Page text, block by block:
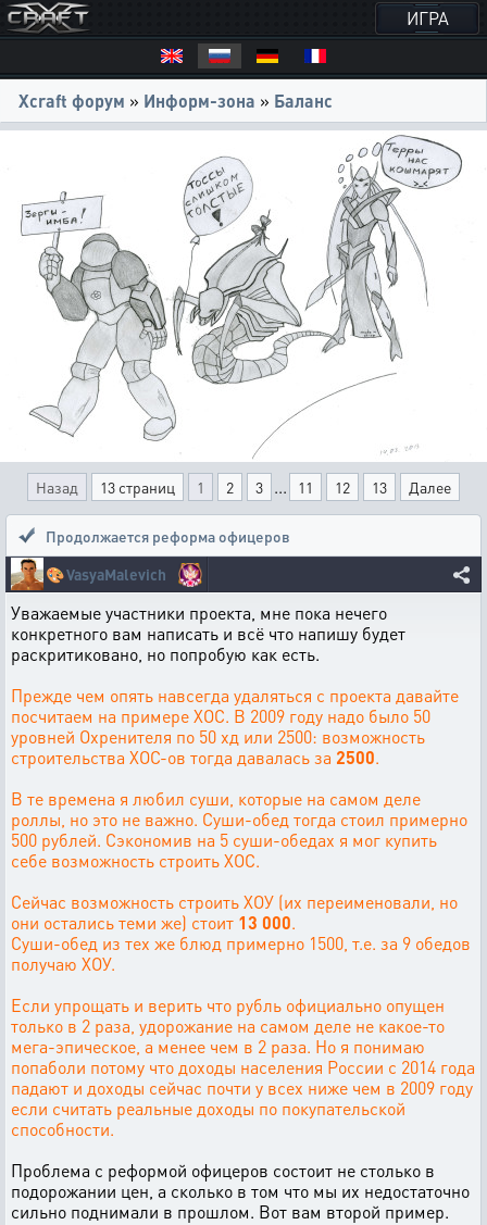
ИГРА
Xcraft форум » Информ-зона » Баланс
Назад 13 страниц 1 2 3 ... 11 12 13 Далее
Продолжается реформа офицеров
🎨VasyaMalevich
Уважаемые участники проекта, мне пока нечего
конкретного вам написать и всё что напишу будет
раскритиковано, но попробую как есть.
Прежде чем опять навсегда удаляться с проекта давайте
посчитаем на примере ХОС. В 2009 году надо было 50
уровней Охренителя по 50 хд или 2500: возможность
строительства ХОС-ов тогда давалась за 2500.
В те времена я любил суши, которые на самом деле
роллы, но это не важно. Суши-обед тогда стоил примерно
500 рублей. Сэкономив на 5 суши-обедах я мог купить
себе возможность строить ХОС.
Сейчас возможность строить ХОУ (их переименовали, но
они остались теми же) стоит 13 000.
Суши-обед из тех же блюд примерно 1500, т.е. за 9 обедов
получаю ХОУ.
Если упрощать и верить что рубль официально опущен
только в 2 раза, удорожание на самом деле не какое-то
мега-эпическое, а менее чем в 2 раза. Но я понимаю
попаболи потому что доходы населения России с 2014 года
падают и доходы сейчас почти у всех ниже чем в 2009 году
если считать реальные доходы по покупательской
способности.
Проблема с реформой офицеров состоит не столько в
подорожании цен, а сколько в том что мы их недостаточно
сильно поднимали в прошлом. Вот вам второй пример.